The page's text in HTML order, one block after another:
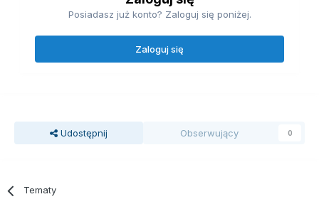
Posiadasz już konto? Zaloguj się poniżej.
Zaloguj się
Udostępnij Obserwujący 0
Tematy